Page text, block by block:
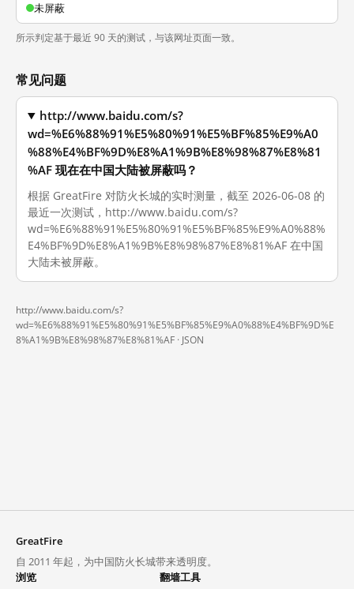
未屏蔽
所示判定基于最近 90 天的测试，与该网址页面一致。
常见问题
http://www.baidu.com/s?
wd=%E6%88%91%E5%80%91%E5%BF%85%E9%A0
%88%E4%BF%9D%E8%A1%9B%E8%98%87%E8%81
%AF 现在在中国大陆被屏蔽吗？
根据 GreatFire 对防火长城的实时测量，截至 2026-06-08 的
最近一次测试，http://www.baidu.com/s?
wd=%E6%88%91%E5%80%91%E5%BF%85%E9%A0%88%
E4%BF%9D%E8%A1%9B%E8%98%87%E8%81%AF 在中国
大陆未被屏蔽。
http://www.baidu.com/s?
wd=%E6%88%91%E5%80%91%E5%BF%85%E9%A0%88%E4%BF%9D%E
8%A1%9B%E8%98%87%E8%81%AF · JSON
GreatFire
自 2011 年起，为中国防火长城带来透明度。
浏览
翻墙工具